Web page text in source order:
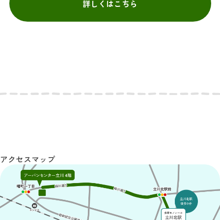
詳しくはこちら
アクセスマップ